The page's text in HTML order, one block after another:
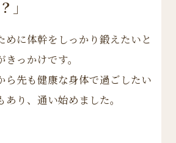
」
めに体幹をしっかり鍛えたいと
っかけです。
ら先も健康な身体で過ごしたい
あり、通い始めました。